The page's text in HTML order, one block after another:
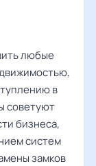
любые
в
советуют
бизнеса,
систем
замков